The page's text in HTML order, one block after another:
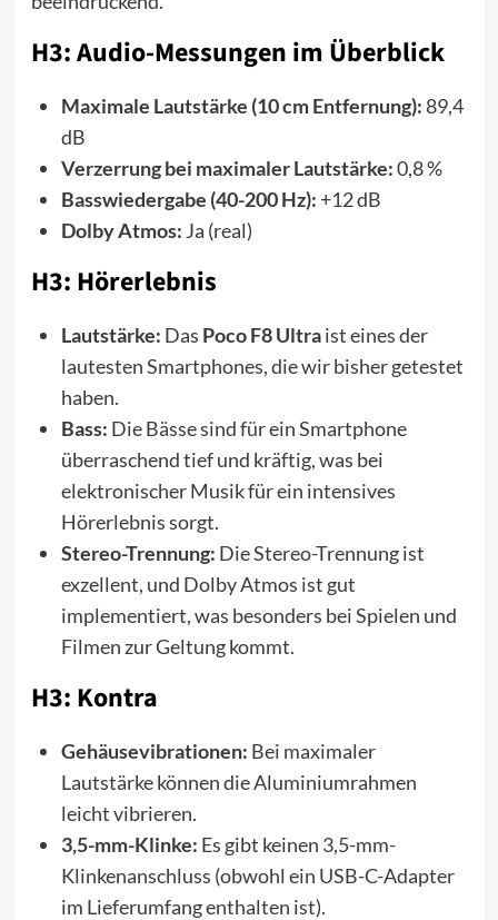
H3: Audio-Messungen im Überblick
Maximale Lautstärke (10 cm Entfernung): 89,4
dB
Verzerrung bei maximaler Lautstärke:0,8 %
Basswiedergabe (40-200 Hz): +12 dB
Dolby Atmos: Ja (real)
H3: Hörerlebnis
Lautstärke: Das Poco F8 Ultraist eines der
lautesten Smartphones, die wir bisher getestet
haben.
Bass: Die Bässe sind für ein Smartphone
überraschend tief und kräftig, was bei
elektronischer Musik für ein intensives
Hörerlebnis sorgt.
Stereo-Trennung: Die Stereo-Trennung ist
exzellent, und Dolby Atmos ist gut
implementiert, was besonders bei Spielen und
Filmen zur Geltung kommt.
H3: Kontra
Gehäusevibrationen: Bei maximaler
Lautstärke können die Aluminiumrahmen
leicht vibrieren.
3,5-mm-Klinke: Es gibt keinen 3,5-mm-
Klinkenanschluss (obwohl ein USB-C-Adapter
im Lieferumfang enthalten ist).